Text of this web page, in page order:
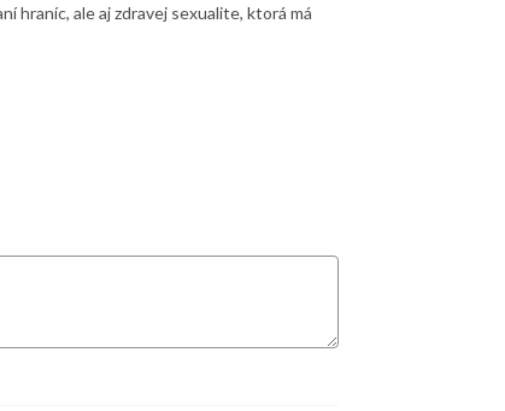
hraníc, ale aj zdravej sexualite, ktorá má